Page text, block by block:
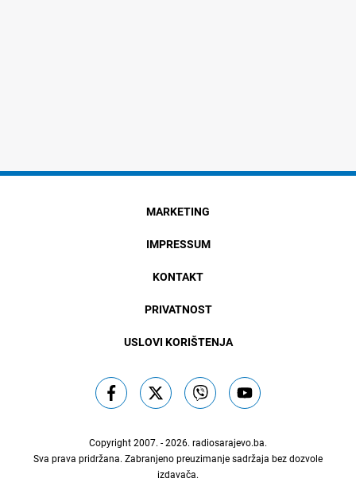
MARKETING
IMPRESSUM
KONTAKT
PRIVATNOST
USLOVI KORIŠTENJA
Copyright 2007. - 2026. radiosarajevo.ba.
Sva prava pridržana. Zabranjeno preuzimanje sadržaja bez dozvole
izdavača.